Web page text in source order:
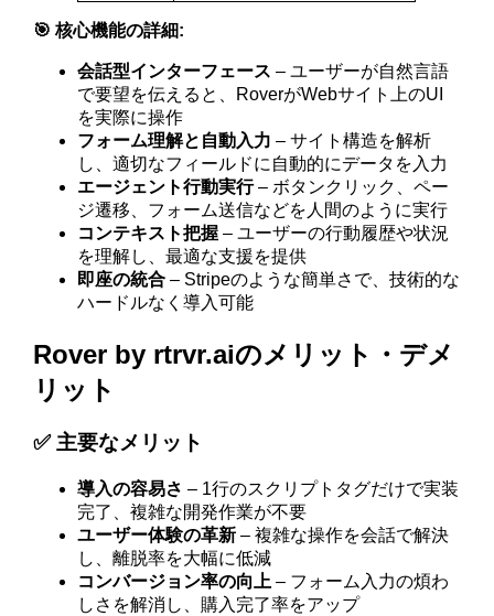
🎯 核心機能の詳細:
会話型インターフェース – ユーザーが自然言語
で要望を伝えると、RoverがWebサイト上のUI
を実際に操作
フォーム理解と自動入力 – サイト構造を解析
し、適切なフィールドに自動的にデータを入力
エージェント行動実行– ボタンクリック、ペー
ジ遷移、フォーム送信などを人間のように実行
コンテキスト把握 – ユーザーの行動履歴や状況
を理解し、最適な支援を提供
即座の統合 – Stripeのような簡単さで、技術的な
ハードルなく導入可能
Rover by rtrvr.aiのメリット・デメ
リット
✅ 主要なメリット
導入の容易さ – 1行のスクリプトタグだけで実装
完了、複雑な開発作業が不要
ユーザー体験の革新 – 複雑な操作を会話で解決
し、離脱率を大幅に低減
コンバージョン率の向上 – フォーム入力の煩わ
しさを解消し、購入完了率をアップ